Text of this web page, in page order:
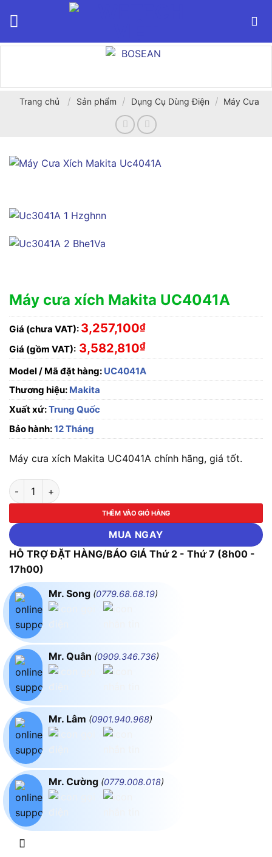
Trang chủ / Sản phẩm / Dụng Cụ Dùng Điện / Máy Cưa
Máy cưa xích Makita UC4041A
Giá (chưa VAT): 3,257,100₫
Giá (gồm VAT): 3,582,810₫
Model / Mã đặt hàng: UC4041A
Thương hiệu: Makita
Xuất xứ:Trung Quốc
Bảo hành:12 Tháng
Máy cưa xích Makita UC4041A chính hãng, giá tốt.
Máy cưa xích Makita UC4041A số lượng
THÊM VÀO GIỎ HÀNG
MUA NGAY
HỖ TRỢ ĐẶT HÀNG/BÁO GIÁ Thứ 2 - Thứ 7 (8h00 -
17h00)
Mr. Song (0779.68.68.19)
Mr. Quân (0909.346.736)
Mr. Lâm (0901.940.968)
Mr. Cường (0779.008.018)